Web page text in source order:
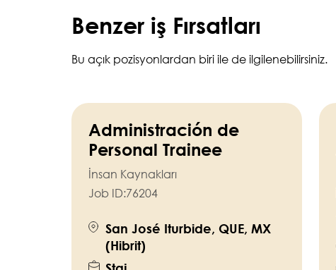
Benzer iş Fırsatları
Bu açık pozisyonlardan biri ile de ilgilenebilirsiniz.
Administración de
Personal Trainee
İnsan Kaynakları
Job ID:76204
San José Iturbide, QUE, MX
(Hibrit)